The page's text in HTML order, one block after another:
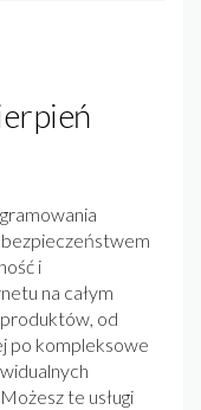
bezpieczeństwem
i
na całym
od
po kompleksowe
te usługi